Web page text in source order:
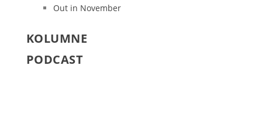
Out in November
KOLUMNE
PODCAST